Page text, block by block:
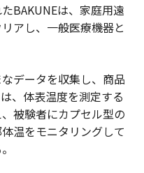
BAKUNEは、家庭用遠
アし、一般医療機器と
データを収集し、商品
、体表温度を測定する
被験者にカプセル型の
温をモニタリングして